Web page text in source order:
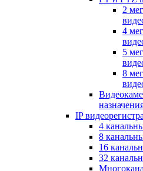
2
4
5
8
IP
4
8
16
32